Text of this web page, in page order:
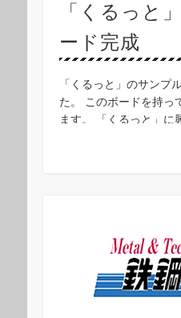
「くるっと
ード完成
「くるっと」のサンプ
た。 このボードを持っ
ます。 「くるっと」に